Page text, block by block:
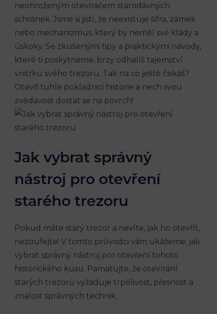
neohroženým otevíračem starodávných
schránek. Jsme si jistí, že neexistuje šifra, zámek
nebo mechanizmus, který by neměl své klady a
úskoky. Se zkušenými tipy a praktickými návody,
které ti poskytneme, brzy odhalíš tajemství
vnitřku svého trezoru. Tak na co ještě čekáš?
Otevři tuhle pokladnici historie a nech svou
zvědavost dostat se na povrch!
Jak vybrat správný
nástroj pro otevření
starého trezoru
Pokud máte starý trezor a nevíte, jak ho otevřít,
nezoufejte! V tomto průvodci vám ukážeme, jak
vybrat správný nástroj pro otevření tohoto
historického kusu. Pamatujte, že otevírání
starých trezorů vyžaduje trpělivost, přesnost a
znalost správných technik.